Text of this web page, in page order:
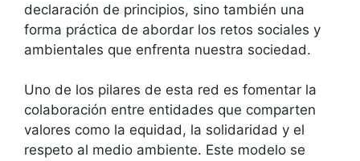
declaración de principios, sino también una
forma práctica de abordar los retos sociales y
ambientales que enfrenta nuestra sociedad.
Uno de los pilares de esta red es fomentar la
colaboración entre entidades que comparten
valores como la equidad, la solidaridad y el
respeto al medio ambiente. Este modelo se